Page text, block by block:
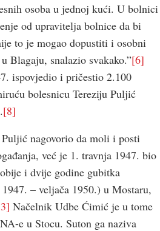
osoba u jednoj kući. U bolnici
od upravitelja bolnice da bi
to je mogao dopustiti i osobni
Blagaju, snalazio svakako.”[6]
ispovjedio i pričestio 2.100
bolesnicu Tereziju Puljić
[8]
nagovorio da moli i posti
već je 1. travnja 1947. bio
i dvije godine gubitka
– veljača 1950.) u Mostaru,
Načelnik Udbe Ćimić je u tome
e u Stocu. Suton ga naziva